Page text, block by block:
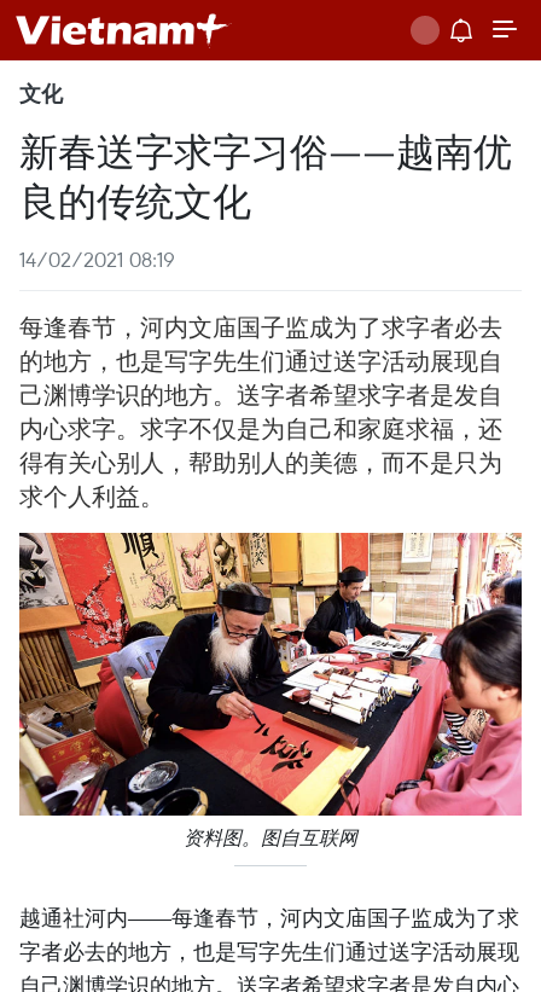
文化
新春送字求字习俗——越南优
良的传统文化
14/02/2021 08:19
每逢春节，河内文庙国子监成为了求字者必去
的地方，也是写字先生们通过送字活动展现自
己渊博学识的地方。送字者希望求字者是发自
内心求字。求字不仅是为自己和家庭求福，还
得有关心别人，帮助别人的美德，而不是只为
求个人利益。
资料图。图自互联网
越通社河内——每逢春节，河内文庙国子监成为了求
字者必去的地方，也是写字先生们通过送字活动展现
自己渊博学识的地方。送字者希望求字者是发自内心